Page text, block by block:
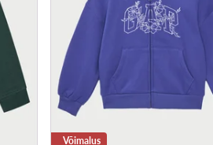
Võimalus